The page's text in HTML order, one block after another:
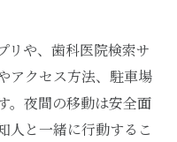
リや、歯科医院検索サ
アクセス方法、駐車場
。夜間の移動は安全面
人と一緒に行動するこ